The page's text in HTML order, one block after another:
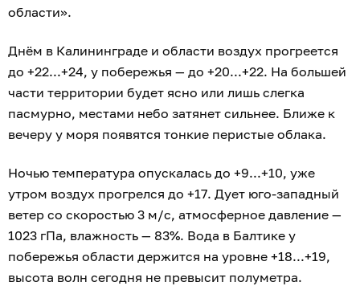
области».
Днём в Калининграде и области воздух прогреется
до +22...+24, у побережья — до +20...+22. На большей
части территории будет ясно или лишь слегка
пасмурно, местами небо затянет сильнее. Ближе к
вечеру у моря появятся тонкие перистые облака.
Ночью температура опускалась до +9...+10, уже
утром воздух прогрелся до +17. Дует юго-западный
ветер со скоростью 3 м/с, атмосферное давление —
1023 гПа, влажность — 83%. Вода в Балтике у
побережья области держится на уровне +18...+19,
высота волн сегодня не превысит полуметра.